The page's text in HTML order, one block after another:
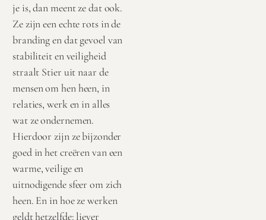
je is, dan meent ze dat ook.
Ze zijn een echte rots in de
branding en dat gevoel van
stabiliteit en veiligheid
straalt Stier uit naar de
mensen om hen heen, in
relaties, werk en in alles
wat ze ondernemen.
Hierdoor zijn ze bijzonder
goed in het creëren van een
warme, veilige en
uitnodigende sfeer om zich
heen. En in hoe ze werken
geldt hetzelfde: liever